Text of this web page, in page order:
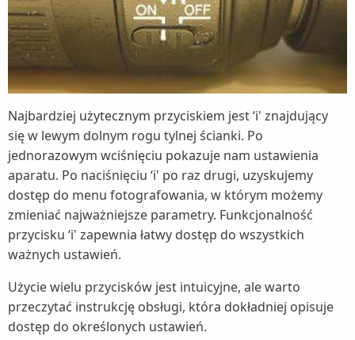
Najbardziej użytecznym przyciskiem jest ‘i' znajdujący
się w lewym dolnym rogu tylnej ścianki. Po
jednorazowym wciśnięciu pokazuje nam ustawienia
aparatu. Po naciśnięciu ‘i' po raz drugi, uzyskujemy
dostęp do menu fotografowania, w którym możemy
zmieniać najważniejsze parametry. Funkcjonalność
przycisku ‘i' zapewnia łatwy dostęp do wszystkich
ważnych ustawień.
Użycie wielu przycisków jest intuicyjne, ale warto
przeczytać instrukcję obsługi, która dokładniej opisuje
dostęp do określonych ustawień.